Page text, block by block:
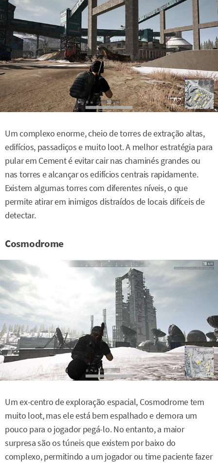
Um complexo enorme, cheio de torres de extração altas,
edifícios, passadiços e muito loot. A melhor estratégia para
pular em Cement é evitar cair nas chaminés grandes ou
nas torres e alcançar os edifícios centrais rapidamente.
Existem algumas torres com diferentes níveis, o que
permite atirar em inimigos distraídos de locais difíceis de
detectar.
Cosmodrome
Um ex-centro de exploração espacial, Cosmodrome tem
muito loot, mas ele está bem espalhado e demora um
pouco para o jogador pegá-lo. No entanto, a maior
surpresa são os túneis que existem por baixo do
complexo, permitindo a um jogador ou time paciente fazer